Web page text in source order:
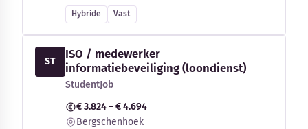
Hybride Vast
ST
ISO / medewerker
informatiebeveiliging (loondienst)
StudentJob
€ 3.824 – € 4.694
Bergschenhoek